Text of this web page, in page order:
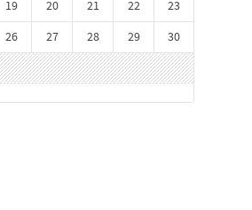
19 20 21 22
23
26 27 28 29
30